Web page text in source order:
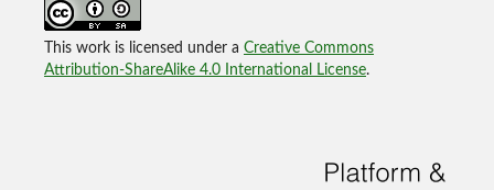
This work is licensed under a Creative Commons
Attribution-ShareAlike 4.0 International License.